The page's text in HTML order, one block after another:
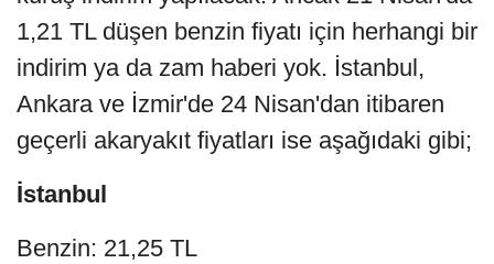
1,21 TL düşen benzin fiyatı için herhangi bir
indirim ya da zam haberi yok. İstanbul,
Ankara ve İzmir'de 24 Nisan'dan itibaren
geçerli akaryakıt fiyatları ise aşağıdaki gibi;
İstanbul
Benzin: 21,25 TL